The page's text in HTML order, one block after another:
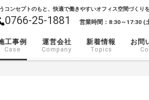
コンセプトのもと、快適で働きやすいオフィス空間づくり
0766-25-1881 営業時間：8:30～17:30 (
工事例
Case
運営会社
Company
新着情報
Topics
お問